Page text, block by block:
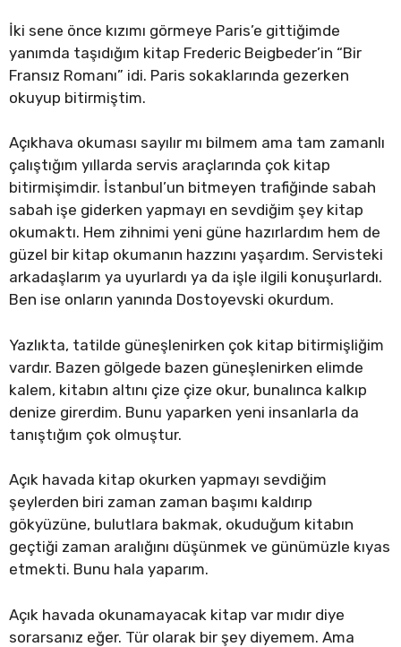
İki sene önce kızımı görmeye Paris’e gittiğimde
yanımda taşıdığım kitap Frederic Beigbeder’in “Bir
Fransız Romanı” idi. Paris sokaklarında gezerken
okuyup bitirmiştim.
Açıkhava okuması sayılır mı bilmem ama tam zamanlı
çalıştığım yıllarda servis araçlarında çok kitap
bitirmişimdir. İstanbul’un bitmeyen trafiğinde sabah
sabah işe giderken yapmayı en sevdiğim şey kitap
okumaktı. Hem zihnimi yeni güne hazırlardım hem de
güzel bir kitap okumanın hazzını yaşardım. Servisteki
arkadaşlarım ya uyurlardı ya da işle ilgili konuşurlardı.
Ben ise onların yanında Dostoyevski okurdum.
Yazlıkta, tatilde güneşlenirken çok kitap bitirmişliğim
vardır. Bazen gölgede bazen güneşlenirken elimde
kalem, kitabın altını çize çize okur, bunalınca kalkıp
denize girerdim. Bunu yaparken yeni insanlarla da
tanıştığım çok olmuştur.
Açık havada kitap okurken yapmayı sevdiğim
şeylerden biri zaman zaman başımı kaldırıp
gökyüzüne, bulutlara bakmak, okuduğum kitabın
geçtiği zaman aralığını düşünmek ve günümüzle kıyas
etmekti. Bunu hala yaparım.
Açık havada okunamayacak kitap var mıdır diye
sorarsanız eğer. Tür olarak bir şey diyemem. Ama